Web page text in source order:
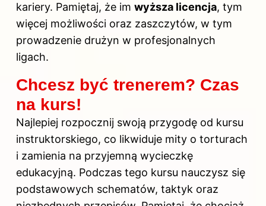
kariery. Pamiętaj, że im wyższa licencja, tym
więcej możliwości oraz zaszczytów, w tym
prowadzenie drużyn w profesjonalnych
ligach.
Chcesz być trenerem? Czas
na kurs!
Najlepiej rozpocznij swoją przygodę od kursu
instruktorskiego, co likwiduje mity o torturach
i zamienia na przyjemną wycieczkę
edukacyjną. Podczas tego kursu nauczysz się
podstawowych schematów, taktyk oraz